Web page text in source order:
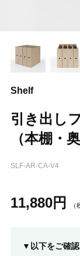
Shelf
引き出し
（本棚・
SLF-AR-CA-V4
11,880円 （
▼以下をご確